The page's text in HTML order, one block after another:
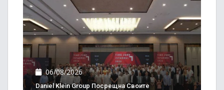
06/08/2026
Daniel Klein Group Посрещна Своите